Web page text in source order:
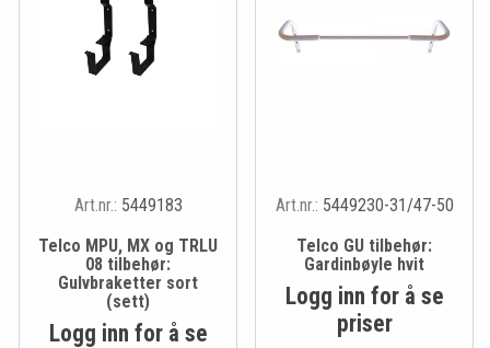
Art.nr.: 5449183
Telco MPU, MX og TRLU
08 tilbehør:
Gulvbraketter sort
(sett)
Logg inn for å se
Art.nr.: 5449230-31/47-50
Telco GU tilbehør:
Gardinbøyle hvit
Logg inn for å se
priser